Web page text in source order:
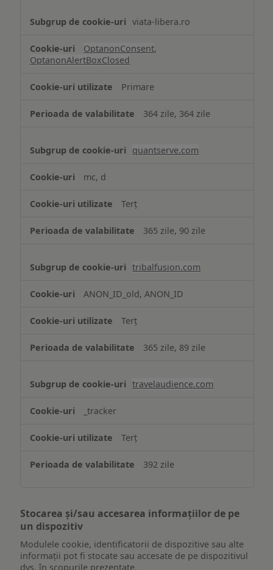
viata-libera.ro
OptanonConsent,
OptanonAlertBoxClosed
Primare
364 zile, 364 zile
quantserve.com
mc, d
Terț
365 zile, 90 zile
tribalfusion.com
ANON_ID_old, ANON_ID
Terț
365 zile, 89 zile
travelaudience.com
_tracker
Terț
392 zile
Stocarea și/sau accesarea informațiilor de pe
un dispozitiv
Modulele cookie, identificatorii de dispozitive sau alte
informații pot fi stocate sau accesate de pe dispozitivul
dvs. în scopurile prezentate.